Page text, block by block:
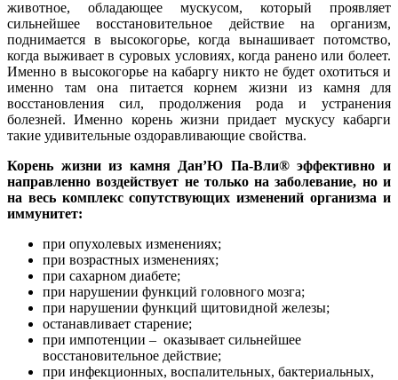
животное, обладающее мускусом, который проявляет
сильнейшее восстановительное действие на организм,
поднимается в высокогорье, когда вынашивает потомство,
когда выживает в суровых условиях, когда ранено или болеет.
Именно в высокогорье на кабаргу никто не будет охотиться и
именно там она питается корнем жизни из камня для
восстановления сил, продолжения рода и устранения
болезней. Именно корень жизни придает мускусу кабарги
такие удивительные оздоравливающие свойства.
Корень жизни из камня Дан’Ю Па-Вли® эффективно и
направленно воздействует не только на заболевание, но и
на весь комплекс сопутствующих изменений организма и
иммунитет:
при опухолевых изменениях;
при возрастных изменениях;
при сахарном диабете;
при нарушении функций головного мозга;
при нарушении функций щитовидной железы;
останавливает старение;
при импотенции – оказывает сильнейшее
восстановительное действие;
при инфекционных, воспалительных, бактериальных,